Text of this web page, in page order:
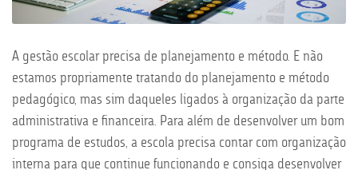
A gestão escolar precisa de planejamento e método. E não
estamos propriamente tratando do planejamento e método
pedagógico, mas sim daqueles ligados à organização da parte
administrativa e financeira. Para além de desenvolver um bom
programa de estudos, a escola precisa contar com organização
interna para que continue funcionando e consiga desenvolver